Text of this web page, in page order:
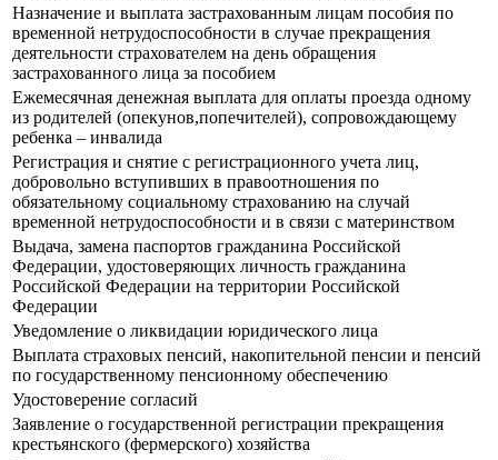
Назначение и выплата застрахованным лицам пособия по
временной нетрудоспособности в случае прекращения
деятельности страхователем на день обращения
застрахованного лица за пособием
Ежемесячная денежная выплата для оплаты проезда одному
из родителей (опекунов,попечителей), сопровождающему
ребенка – инвалида
Регистрация и снятие с регистрационного учета лиц,
добровольно вступивших в правоотношения по
обязательному социальному страхованию на случай
временной нетрудоспособности и в связи с материнством
Выдача, замена паспортов гражданина Российской
Федерации, удостоверяющих личность гражданина
Российской Федерации на территории Российской
Федерации
Уведомление о ликвидации юридического лица
Выплата страховых пенсий, накопительной пенсии и пенсий
по государственному пенсионному обеспечению
Удостоверение согласий
Заявление о государственной регистрации прекращения
крестьянского (фермерского) хозяйства